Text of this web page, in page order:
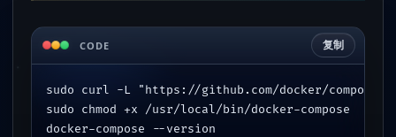
CODE 复制
sudo curl -L "https://github.com/docker/compose/
sudo chmod +x /usr/local/bin/docker-compose
docker-compose --version